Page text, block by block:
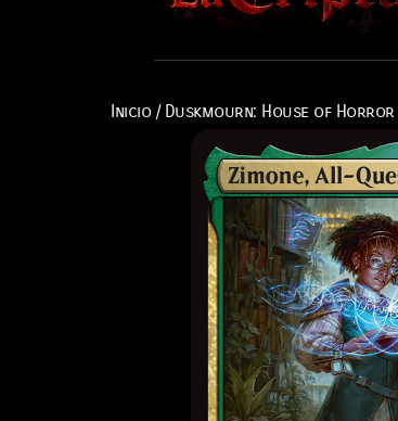
Inicio/ Duskmourn: House of Horror